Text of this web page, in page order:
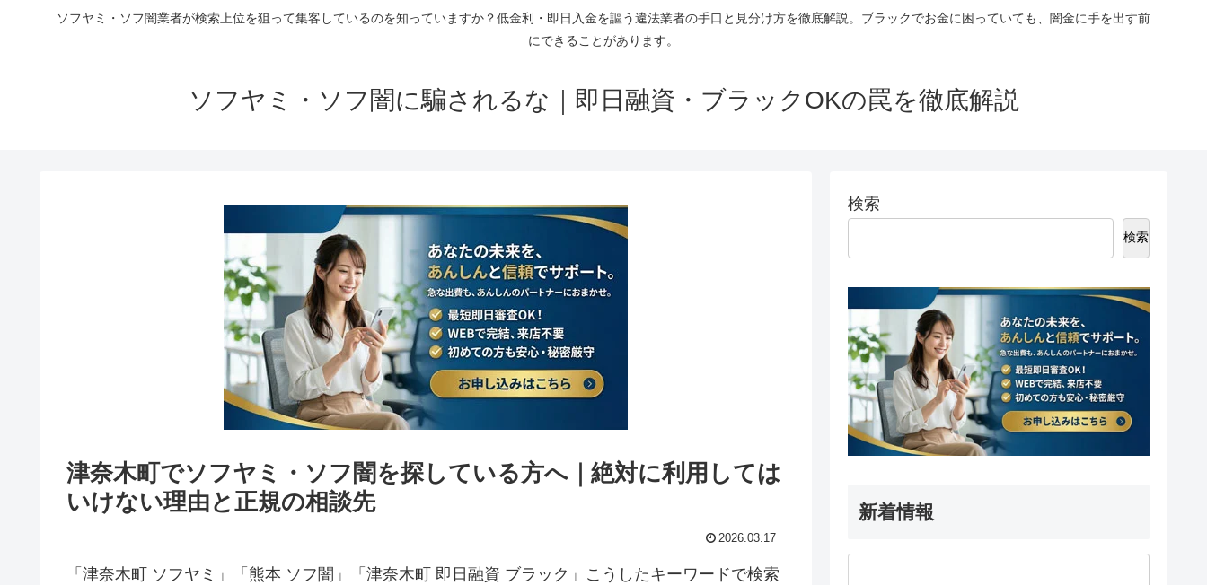
ソフヤミ・ソフ闇業者が検索上位を狙って集客しているのを知っていますか？低金利・即日入金を謳う違法業者の手口と見分け方を徹底解説。ブラックでお金に困っていても、闇金に手を出す前
にできることがあります。
ソフヤミ・ソフ闇に騙されるな｜即日融資・ブラックOKの罠を徹底解説
津奈木町でソフヤミ・ソフ闇を探している方へ｜絶対に利用しては
いけない理由と正規の相談先
2026.03.17
「津奈木町 ソフヤミ」「熊本 ソフ闇」「津奈木町 即日融資 ブラック」こうしたキーワードで検索
検索
検索
新着情報